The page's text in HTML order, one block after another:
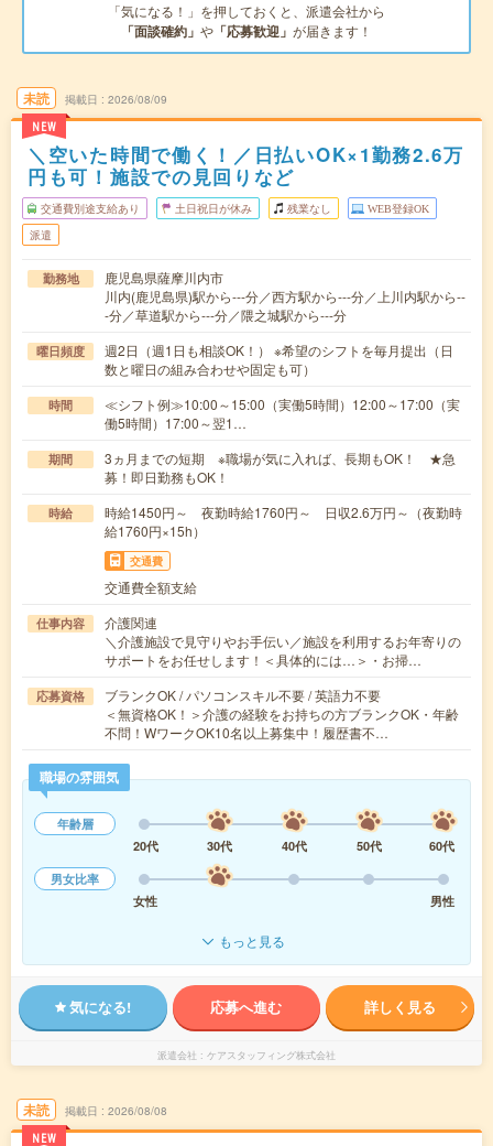
「気になる！」を押しておくと、派遣会社から
「面談確約」 や 「応募歓迎」 が届きます！
未読
NEW
掲載日 2026/08/09
＼空いた時間で働く！／日払いOK×1勤務2.6万
円も可！施設での見回りなど
交通費別途支給あり 土日祝日が休み 残業なし WEB登録OK
派遣
勤務地
鹿児島県薩摩川内市
川内(鹿児島県)駅から---分／西方駅から---分／上川内駅から--
-分／草道駅から---分／隈之城駅から---分
曜日頻度
週2日（週1日も相談OK！） ※希望のシフトを毎月提出（日
数と曜日の組み合わせや固定も可）
時間
≪シフト例≫10:00～15:00（実働5時間）12:00～17:00（実
働5時間）17:00～翌1…
期間
3ヵ月までの短期 ※職場が気に入れば、長期もOK！ ★急
募！即日勤務もOK！
時給
時給1450円～ 夜勤時給1760円～ 日収2.6万円～（夜勤時
給1760円×15h）
交通費
交通費全額支給
仕事内容
介護関連
＼介護施設で見守りやお手伝い／施設を利用するお年寄りの
サポートをお任せします！＜具体的には…＞・お掃…
応募資格
ブランクOK / パソコンスキル不要 / 英語力不要
＜無資格OK！＞介護の経験をお持ちの方ブランクOK・年齢
不問！WワークOK10名以上募集中！履歴書不…
職場の雰囲気
年齢層
20代
30代 40代 50代
60代
男女比率
女性
男性
もっと見る
気になる! 応募へ進む 詳しく見る
派遣会社 ケアスタッフィング株式会社
未読
NEW
掲載日 2026/08/08